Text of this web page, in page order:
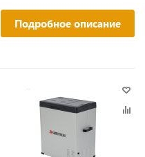
Подробное описание